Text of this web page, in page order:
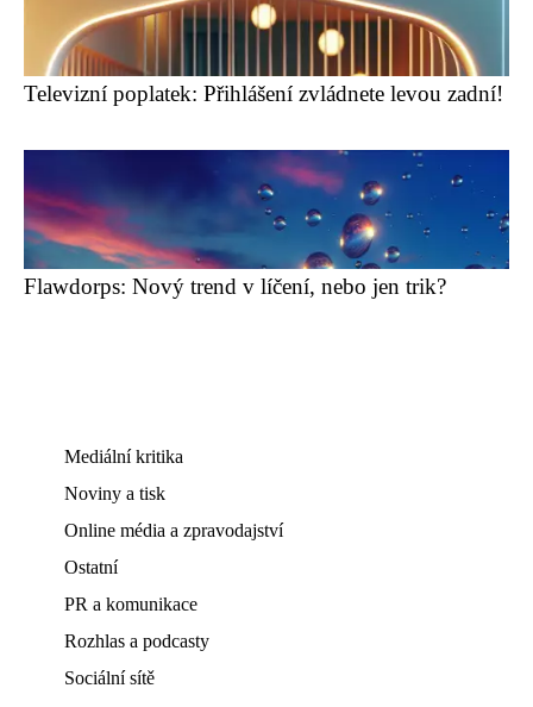
Televizní poplatek: Přihlášení zvládnete levou zadní!
Flawdorps: Nový trend v líčení, nebo jen trik?
Mediální kritika
Noviny a tisk
Online média a zpravodajství
Ostatní
PR a komunikace
Rozhlas a podcasty
Sociální sítě